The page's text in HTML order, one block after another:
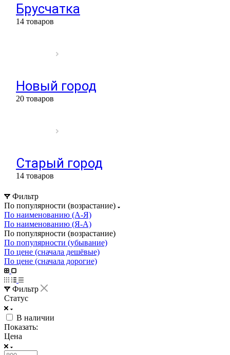
Брусчатка
14 товаров
Новый город
20 товаров
Старый город
14 товаров
Фильтр
По популярности (возрастание)
По наименованию (А-Я)
По наименованию (Я-А)
По популярности (возрастание)
По популярности (убывание)
По цене (сначала дешёвые)
По цене (сначала дорогие)
Фильтр
Статус
В наличии
Показать:
Цена